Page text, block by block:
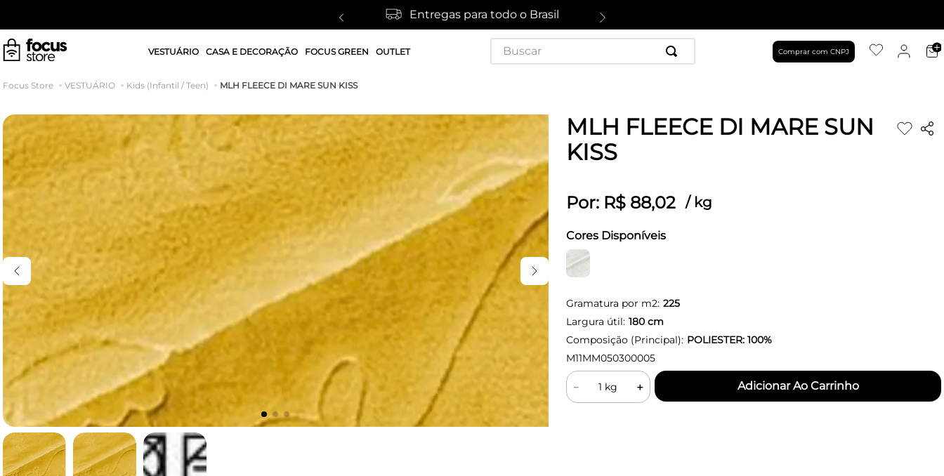
Entregas para todo o Brasil
VESTUÁRIO CASA E DECORAÇÃO FOCUS GREEN OUTLET
Buscar
Comprar com CNPJ
VESTUÁRIO Kids (Infantil / Teen) MLH FLEECE DI MARE SUN KISS
MLH FLEECE DI MARE SUN
KISS
Por: R$ 88,02 / kg
Cores Disponíveis
Gramatura por m2: 225
Largura útil: 180cm
Composição (Principal): POLIESTER: 100%
M11MM050300005
＋
－